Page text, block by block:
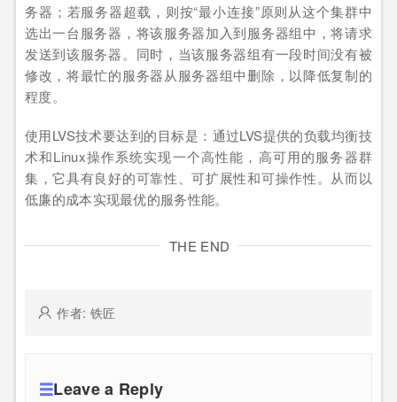
务器；若服务器超载，则按“最小连接”原则从这个集群中
选出一台服务器，将该服务器加入到服务器组中，将请求
发送到该服务器。同时，当该服务器组有一段时间没有被
修改，将最忙的服务器从服务器组中删除，以降低复制的
程度。
使用LVS技术要达到的目标是：通过LVS提供的负载均衡技
术和Linux操作系统实现一个高性能，高可用的服务器群
集，它具有良好的可靠性、可扩展性和可操作性。从而以
低廉的成本实现最优的服务性能。
THE END
作者: 铁匠
Leave a Reply